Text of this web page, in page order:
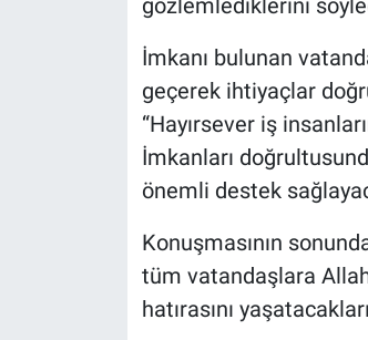
İmkanı bulunan
geçerek ihtiyaçlar
“Hayırsever iş
İmkanları
önemli destek
Konuşmasının
tüm vatandaşlara
hatırasını